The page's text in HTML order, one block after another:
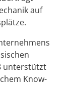
auf
unterstützt
Know-